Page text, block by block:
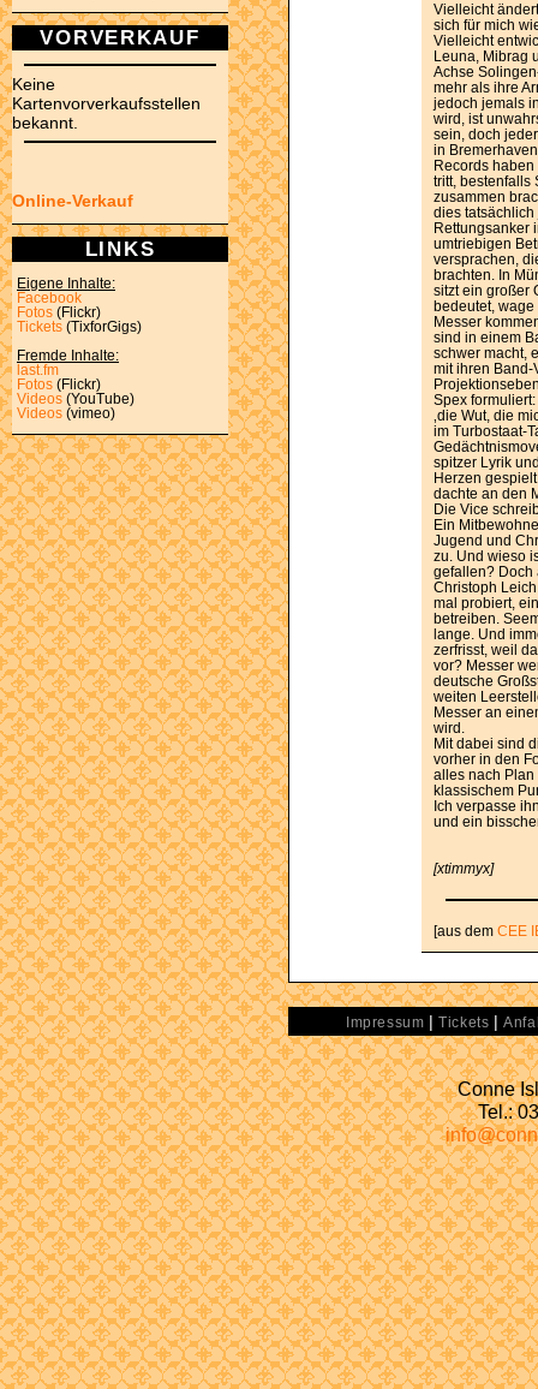
VORVERKAUF
Keine
Kartenvorverkaufsstellen
bekannt.
Online-Verkauf
LINKS
Eigene Inhalte:
Facebook
Fotos (Flickr)
Tickets (TixforGigs)
Fremde Inhalte:
last.fm
Fotos (Flickr)
Videos (YouTube)
Videos (vimeo)
Vielleicht
sich für mich
Vielleicht
Leuna, Mibrag
Achse
mehr als ihre
jedoch jemals
wird, ist
sein, doch
in
Records
tritt, bestenfalls
zusammen
dies
Rettungsanker
umtriebigen
versprachen,
brachten. In
sitzt ein großer
bedeutet,
Messer
sind in einem
schwer macht,
mit ihren Band-
Spex
‚die Wut, die
im Turbostaat-
spitzer Lyrik
Herzen
dachte an den
Die Vice
Ein
Jugend und
zu. Und wieso
gefallen? Doch
Christoph
mal probiert,
betreiben.
lange. Und
zerfrisst, weil
vor? Messer
deutsche
weiten
Messer an
wird.
Mit dabei sind
vorher in den
alles nach Plan
klassischem
Ich verpasse
und ein
[xtimmyx]
[aus dem CEE
Impressum | Tickets |
Conne
Tel.: